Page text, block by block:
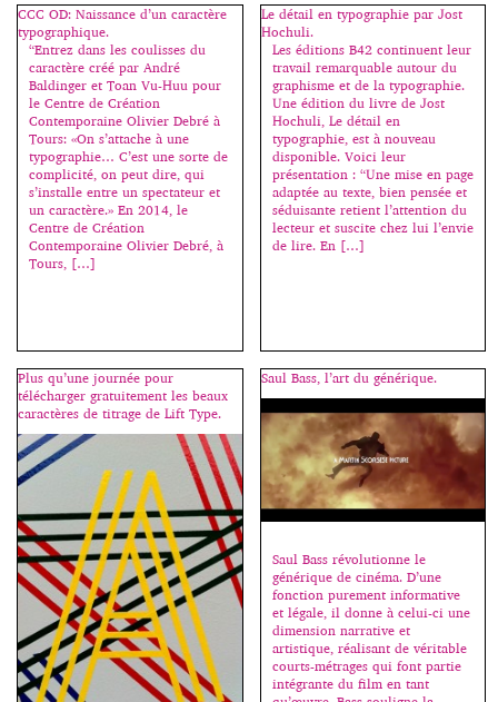
en 1982 en Suisse, Matthieu
Cortat est dessinateur de […]
qu’il commercialise également.
En parallèle, il est à la tête
de ZeCraft qui crée des
caractères sur-mesure pour des
entreprises, des
marques. Créateur de
caractères est la terminologie
précise qu’il utilise pour définir
son métier, […]
CCC OD: Naissance d’un caractère
typographique.
“Entrez dans les coulisses du
caractère créé par André
Baldinger et Toan Vu-Huu pour
le Centre de Création
Contemporaine Olivier Debré à
Tours: «On s’attache à une
typographie… C’est une sorte de
complicité, on peut dire, qui
s’installe entre un spectateur et
un caractère.» En 2014, le
Centre de Création
Contemporaine Olivier Debré, à
Tours, […]
Le détail en typographie par Jost
Hochuli.
Les éditions B42 continuent leur
travail remarquable autour du
graphisme et de la typographie.
Une édition du livre de Jost
Hochuli, Le détail en
typographie, est à nouveau
disponible. Voici leur
présentation : “Une mise en page
adaptée au texte, bien pensée et
séduisante retient l’attention du
lecteur et suscite chez lui l’envie
de lire. En […]
Plus qu’une journée pour
télécharger gratuitement les beaux
caractères de titrage de Lift Type.
Saul Bass, l’art du générique.
Saul Bass révolutionne le
générique de cinéma. D’une
fonction purement informative
et légale, il donne à celui-ci une
dimension narrative et
artistique, réalisant de véritable
courts-métrages qui font partie
intégrante du film en tant